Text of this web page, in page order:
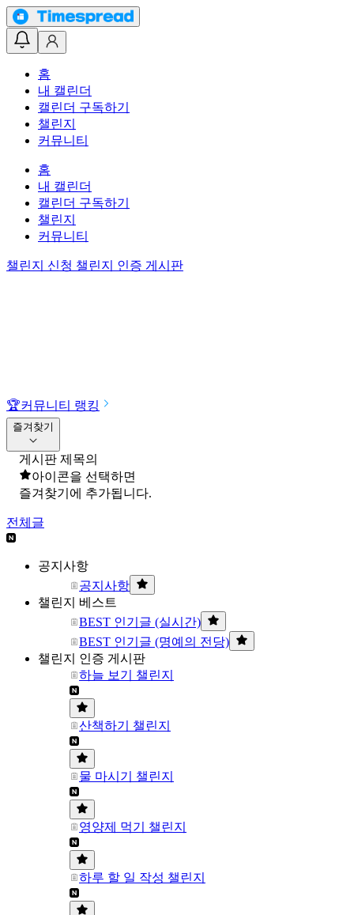
홈
내 캘린더
캘린더 구독하기
챌린지
커뮤니티
홈
내 캘린더
캘린더 구독하기
챌린지
커뮤니티
챌린지 신청 챌린지 인증 게시판
🏆커뮤니티 랭킹
즐겨찾기
게시판 제목의
아이콘을 선택하면
즐겨찾기에 추가됩니다.
전체글
공지사항
공지사항
챌린지 베스트
BEST 인기글 (실시간)
BEST 인기글 (명예의 전당)
챌린지 인증 게시판
하늘 보기 챌린지
산책하기 챌린지
물 마시기 챌린지
영양제 먹기 챌린지
하루 할 일 작성 챌린지